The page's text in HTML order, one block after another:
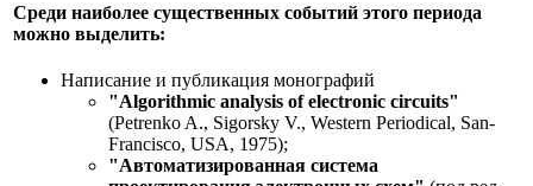
Cреди наиболее существенных событий этого периода
можно выделить:
Написание и публикация монографий
"Algorithmic analysis of electronic circuits"
(Petrenko A., Sigorsky V., Western Periodical, San-
Francisco, USA, 1975);
"Автоматизированная система